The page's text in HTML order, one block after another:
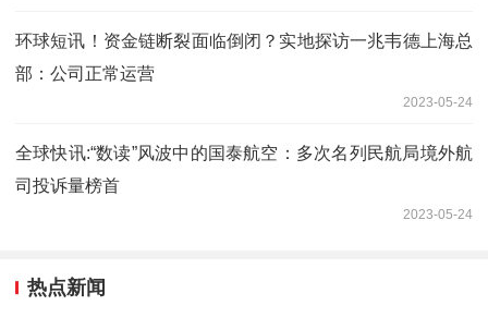
环球短讯！资金链断裂面临倒闭？实地探访一兆韦德上海总
部：公司正常运营
2023-05-24
全球快讯:“数读”风波中的国泰航空：多次名列民航局境外航
司投诉量榜首
2023-05-24
热点新闻